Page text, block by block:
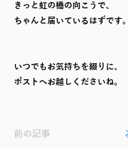
きっと虹の橋の向こうで、
ちゃんと届いているはずです。
いつでもお気持ちを綴りに、
ポストへお越しくださいね。
前の記事